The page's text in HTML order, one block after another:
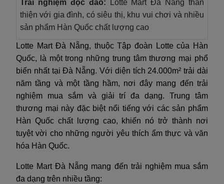
Trải nghiệm độc đáo: Lotte Mart Đà Nẵng thân
thiện với gia đình, có siêu thị, khu vui chơi và nhiều
sản phẩm Hàn Quốc chất lượng cao
Lotte Mart Đà Nẵng, thuộc Tập đoàn Lotte của Hàn
Quốc, là một trong những trung tâm thương mại phổ
biến nhất tại Đà Nẵng. Với diện tích 24.000m² trải dài
năm tầng và một tầng hầm, nơi đây mang đến trải
nghiệm mua sắm và giải trí đa dạng. Trung tâm
thương mại này đặc biệt nổi tiếng với các sản phẩm
Hàn Quốc chất lượng cao, khiến nó trở thành nơi
tuyệt vời cho những người yêu thích ẩm thực và văn
hóa Hàn Quốc.
Lotte Mart Đà Nẵng mang đến trải nghiệm mua sắm
đa dạng trên nhiều tầng: